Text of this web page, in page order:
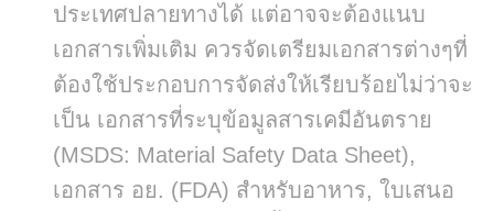
ประเทศปลายทางได้ แต่อาจจะต้องแนบ
เอกสารเพิ่มเติม ควรจัดเตรียมเอกสารต่างๆที่
ต้องใช้ประกอบการจัดส่งให้เรียบร้อยไม่ว่าจะ
เป็น เอกสารที่ระบุข้อมูลสารเคมีอันตราย
(MSDS: Material Safety Data Sheet),
เอกสาร อย. (FDA) สำหรับอาหาร, ใบเสนอ